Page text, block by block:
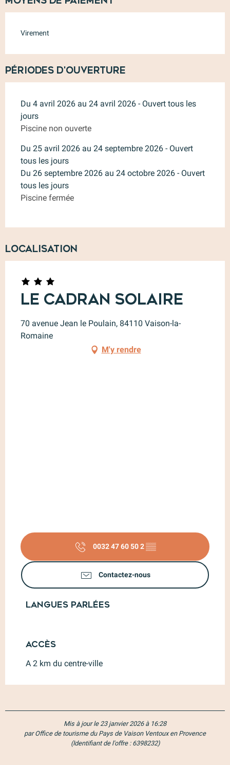
Virement
Périodes d'ouverture
Du 4 avril 2026 au 24 avril 2026 - Ouvert tous les
jours
Piscine non ouverte
Du 25 avril 2026 au 24 septembre 2026 - Ouvert
tous les jours
Du 26 septembre 2026 au 24 octobre 2026 - Ouvert
tous les jours
Piscine fermée
Localisation
Le Cadran Solaire
70 avenue Jean le Poulain, 84110 Vaison-la-
Romaine
M'y rendre
0032 47 60 50 2▒▒
Contactez-nous
Langues parlées
Langues parlées
Accès
Accès
A 2 km du centre-ville
Mis à jour le 23 janvier 2026 à 16:28
par Office de tourisme du Pays de Vaison Ventoux en Provence
(Identifiant de l'offre : 6398232)